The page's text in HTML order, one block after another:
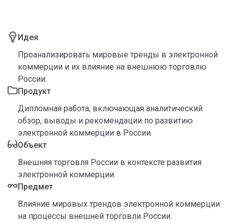
Идея
Проанализировать мировые тренды в электронной
коммерции и их влияние на внешнюю торговлю
России.
Продукт
Дипломная работа, включающая аналитический
обзор, выводы и рекомендации по развитию
электронной коммерции в России.
Объект
Внешняя торговля России в контексте развития
электронной коммерции.
Предмет
Влияние мировых трендов электронной коммерции
на процессы внешней торговли России.